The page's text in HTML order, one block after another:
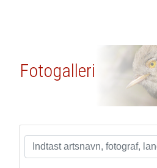
Fotogalleri